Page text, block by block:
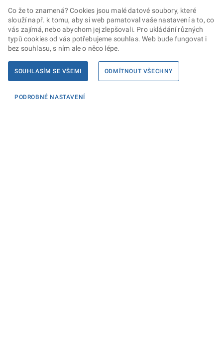
Co že to znamená? Cookies jsou malé datové soubory, které
slouží např. k tomu, aby si web pamatoval vaše nastavení a to, co
vás zajímá, nebo abychom jej zlepšovali. Pro ukládání různých
typů cookies od vás potřebujeme souhlas. Web bude fungovat i
bez souhlasu, s ním ale o něco lépe.
SOUHLASÍM SE VŠEMI ODMÍTNOUT VŠECHNY
PODROBNÉ NASTAVENÍ